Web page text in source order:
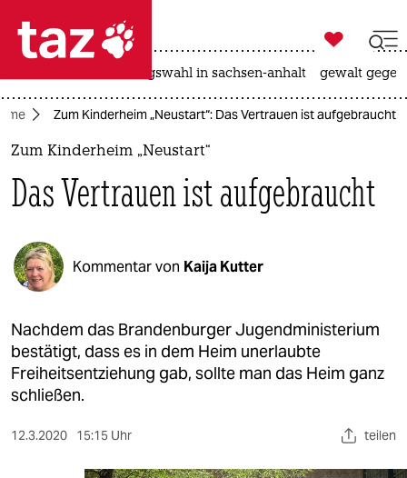
 taz zahl ich
taz zahl ich
politik
öko
gesellschaft
kultur
sport

taz zahl ich
landtagswahl in sachsen-anhalt gewalt
Zum Kinderheim „Neustart“: Das Vertrauen ist aufgebraucht
Zum Kinderheim „Neustart“
Das Vertrauen ist aufgebraucht
Kommentar von Kaija Kutter
Nachdem das Brandenburger Jugendministerium
bestätigt, dass es in dem Heim unerlaubte
Freiheitsentziehung gab, sollte man das Heim ganz
schließen.
12.3.2020 15:15 Uhr teilen